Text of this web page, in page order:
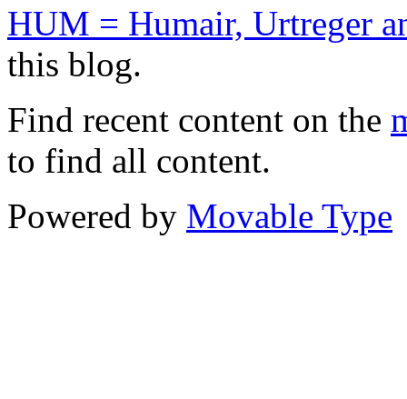
HUM = Humair, Urtreger
this blog.
Find recent content on the
to find all content.
Powered by Movable Type